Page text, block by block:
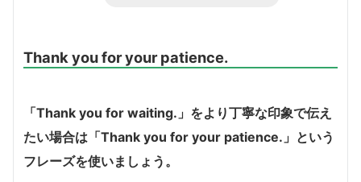
Thank you for your patience.
「Thank you for waiting.」をより丁寧な印象で伝え
たい場合は「Thank you for your patience.」という
フレーズを使いましょう。